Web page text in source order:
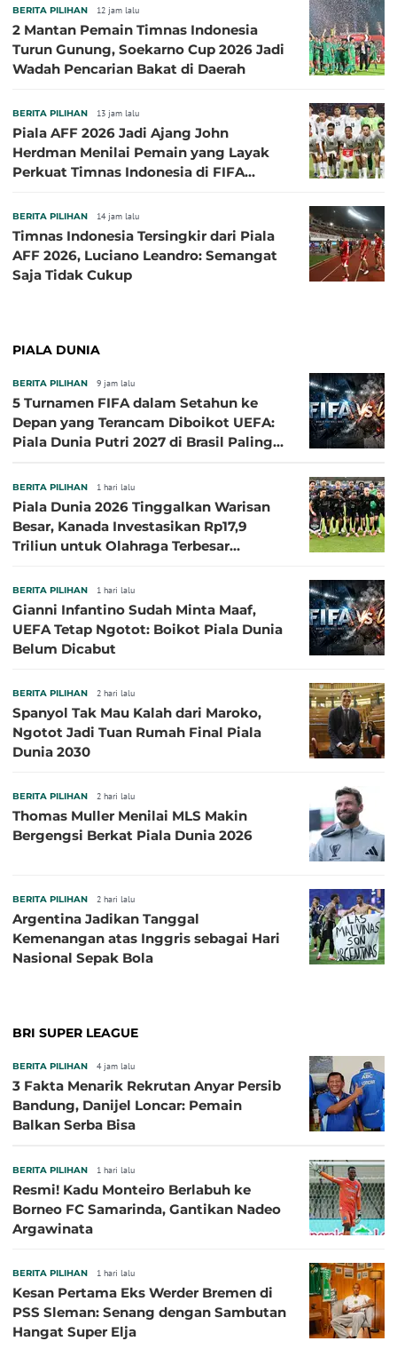
BERITA PILIHAN 12 jam lalu
2 Mantan Pemain Timnas Indonesia
Turun Gunung, Soekarno Cup 2026 Jadi
Wadah Pencarian Bakat di Daerah
BERITA PILIHAN 13 jam lalu
Piala AFF 2026 Jadi Ajang John
Herdman Menilai Pemain yang Layak
Perkuat Timnas Indonesia di FIFA
BERITA PILIHAN 14 jam lalu
Timnas Indonesia Tersingkir dari Piala
AFF 2026, Luciano Leandro: Semangat
Saja Tidak Cukup
PIALA DUNIA
BERITA PILIHAN 9 jam lalu
5 Turnamen FIFA dalam Setahun ke
Depan yang Terancam Diboikot UEFA:
Piala Dunia Putri 2027 di Brasil Paling
BERITA PILIHAN 1 hari lalu
Piala Dunia 2026 Tinggalkan Warisan
Besar, Kanada Investasikan Rp17,9
Triliun untuk Olahraga Terbesar
BERITA PILIHAN 1 hari lalu
Gianni Infantino Sudah Minta Maaf,
UEFA Tetap Ngotot: Boikot Piala Dunia
Belum Dicabut
BERITA PILIHAN 2 hari lalu
Spanyol Tak Mau Kalah dari Maroko,
Ngotot Jadi Tuan Rumah Final Piala
Dunia 2030
BERITA PILIHAN 2 hari lalu
Thomas Muller Menilai MLS Makin
Bergengsi Berkat Piala Dunia 2026
BERITA PILIHAN 2 hari lalu
Argentina Jadikan Tanggal
Kemenangan atas Inggris sebagai Hari
Nasional Sepak Bola
BRI SUPER LEAGUE
BERITA PILIHAN 4 jam lalu
3 Fakta Menarik Rekrutan Anyar Persib
Bandung, Danijel Loncar: Pemain
Balkan Serba Bisa
BERITA PILIHAN 1 hari lalu
Resmi! Kadu Monteiro Berlabuh ke
Borneo FC Samarinda, Gantikan Nadeo
Argawinata
BERITA PILIHAN 1 hari lalu
Kesan Pertama Eks Werder Bremen di
PSS Sleman: Senang dengan Sambutan
Hangat Super Elja